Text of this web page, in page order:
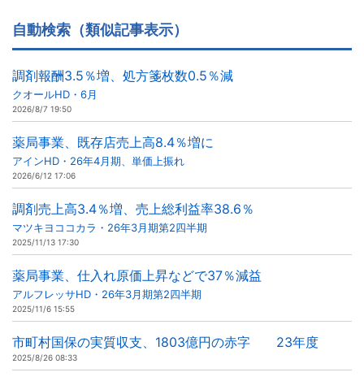
自動検索（類似記事表示）
調剤報酬3.5％増、処方箋枚数0.5％減
クオールHD・6月
2026/8/7 19:50
薬局事業、既存店売上高8.4％増に
アインHD・26年4月期、単価上振れ
2026/6/12 17:06
調剤売上高3.4％増、売上総利益率38.6％
マツキヨココカラ・26年3月期第2四半期
2025/11/13 17:30
薬局事業、仕入れ原価上昇などで37％減益
アルフレッサHD・26年3月期第2四半期
2025/11/6 15:55
市町村国保の実質収支、1803億円の赤字 23年度
2025/8/26 08:33